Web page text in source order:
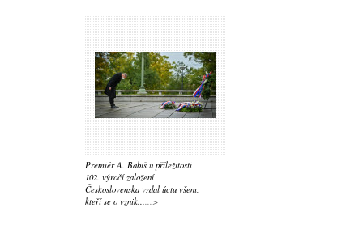
Premiér A. Babiš u příležitosti
102. výročí založení
Československa vzdal úctu všem,
kteří se o vznik......>